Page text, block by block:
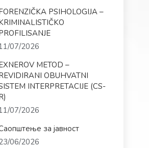
PSIHOLOGIJA –
07/2026
METOD –
OBUHVATNI
INTERPRETACIJE (CS-
07/2026
за јавност
06/2026